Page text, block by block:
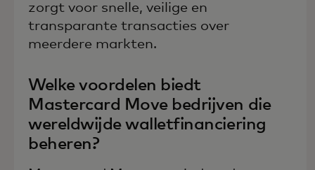
zorgt voor snelle, veilige en
transparante transacties over
meerdere markten.
Welke voordelen biedt
Mastercard Move bedrijven die
wereldwijde walletfinanciering
beheren?